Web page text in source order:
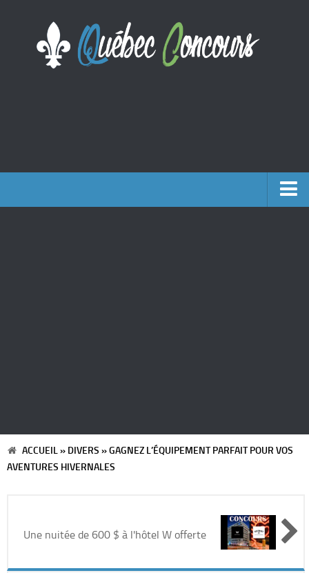
Beauté & Santé
Concerts & Spectacles
Restaurants
ACCUEIL» DIVERS »GAGNEZ L’ÉQUIPEMENT PARFAIT POUR VOS
AVENTURES HIVERNALES
Une nuitée de 600 $ à l'hôtel W offerte